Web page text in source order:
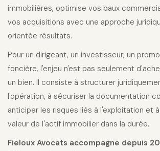
immobilières, optimise vos baux
vos acquisitions avec une approche
orientée résultats.
Pour un dirigeant, un investisseur, un
foncière, l'enjeu n'est pas seulement
un bien. Il consiste à structurer
l'opération, à sécuriser la documentation
anticiper les risques liés à l'exploitation et
valeur de l'actif immobilier dans la durée.
Fieloux Avocats accompagne depuis